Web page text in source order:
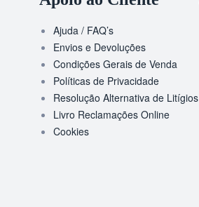
Ajuda / FAQ’s
Envios e Devoluções
Condições Gerais de Venda
Políticas de Privacidade
Resolução Alternativa de Litígios
Livro Reclamações Online
Cookies